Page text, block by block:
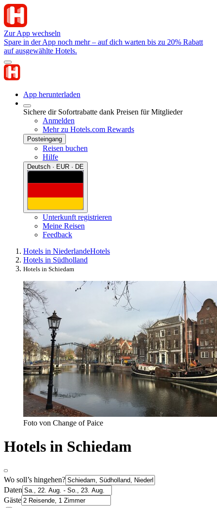
Zur App wechseln
Spare in der App noch mehr – auf dich warten bis zu 20% Rabatt
auf ausgewählte Hotels.
App herunterladen
Sichere dir Sofortrabatte dank Preisen für Mitglieder
Anmelden
Mehr zu Hotels.com Rewards
Posteingang
Reisen buchen
Hilfe
Deutsch · EUR · DE
Unterkunft registrieren
Meine Reisen
Feedback
Hotels in NiederlandeHotels
Hotels in Südholland
Hotels in Schiedam
Foto von Change of Paice
Hotels in Schiedam
Wo soll’s hingehen?
Daten
Gäste